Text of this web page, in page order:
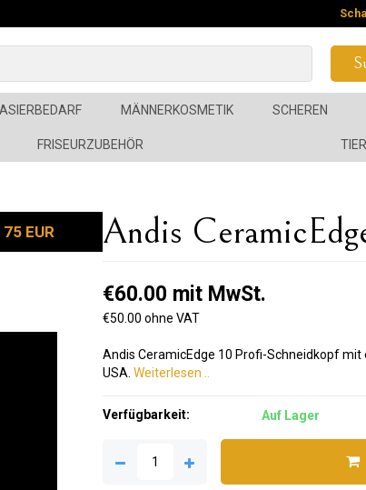
MÄNNERKOSMETIK SCHEREN
FRISEURZUBEHÖR
EUR Andis
€60.00 mit MwSt.
€50.00 ohne VAT
Andis CeramicEdge 10 Profi-Schneidkopf
USA.Weiterlesen ..
Verfügbarkeit: Auf Lager